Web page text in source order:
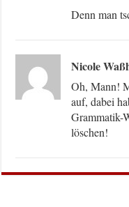
Denn man
Nicole
Oh, Mann!
auf, dabei
Grammatik-
löschen!